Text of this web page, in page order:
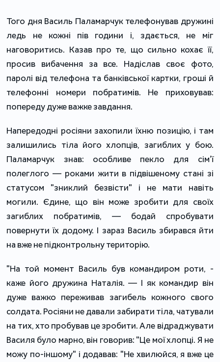
Того дня Василь Паламарчук телефонував дружині
ледь не кожні пів години і, здається, не міг
наговоритись. Казав про те, що сильно кохає її,
просив вибачення за все. Надіслав своє фото,
паролі від телефона та банківської картки, гроші й
телефонні номери побратимів. Не приховував:
попереду дуже важке завдання.
Напередодні росіяни захопили їхню позицію, і там
залишились тіла його хлопців, загиблих у бою.
Паламарчук знав: особливе пекло для сім’ї
полеглого — роками жити в підвішеному стані зі
статусом "зниклий безвісти" і не мати навіть
могили. Єдине, що він може зробити для своїх
загиблих побратимів, — бодай спробувати
повернути їх додому. І зараз Василь збирався йти
на вже не підконтрольну територію.
"На той момент Василь був командиром роти, -
каже його дружина Наталія. — І як командир він
дуже важко переживав загибель кожного свого
солдата. Росіяни не давали забирати тіла, чатували
на тих, хто пробував це зробити. Але відраджувати
Василя було марно, він говорив: "Це мої хлопці. Я не
можу по-іншому" і додавав: "Не хвилюйся, я вже це